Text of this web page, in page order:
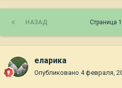
НАЗАД Страница
еларика
Опубликовано 4 февраля,